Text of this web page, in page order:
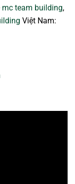
mc team building,
Việt Nam: